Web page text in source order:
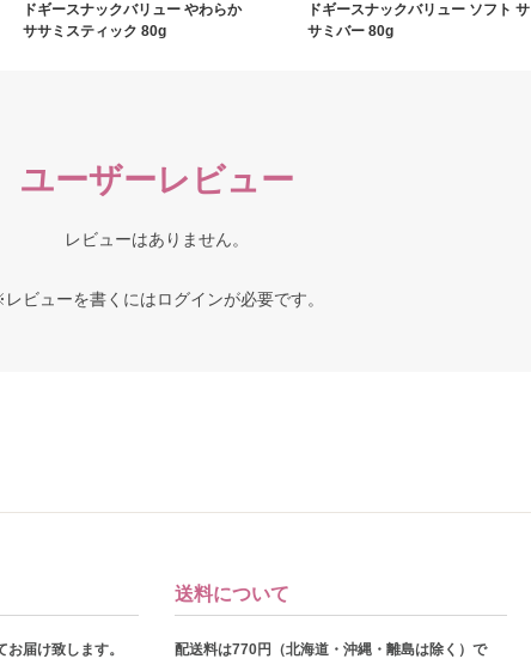
ドギースナックバリュー やわらか
ササミスティック 80g
ドギースナックバリュー ソフト サ
サミバー 80g
ユーザーレビュー
レビューはありません。
ビューを書くにはログインが必要です。
届け致します。
送料について
配送料は770円（北海道・沖縄・離島は除く）で